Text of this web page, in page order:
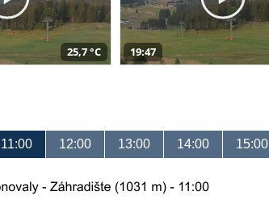
25,7 °C 19:47
11:00 12:00 13:00 14:00 15:00